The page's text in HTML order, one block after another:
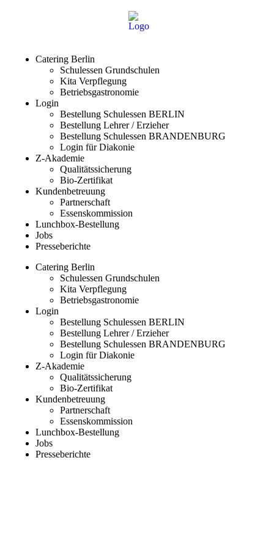
Catering Berlin
Schulessen Grundschulen
Kita Verpflegung
Betriebsgastronomie
Login
Bestellung Schulessen BERLIN
Bestellung Lehrer / Erzieher
Bestellung Schulessen BRANDENBURG
Login für Diakonie
Z-Akademie
Qualitätssicherung
Bio-Zertifikat
Kundenbetreuung
Partnerschaft
Essenskommission
Lunchbox-Bestellung
Jobs
Presseberichte
Catering Berlin
Schulessen Grundschulen
Kita Verpflegung
Betriebsgastronomie
Login
Bestellung Schulessen BERLIN
Bestellung Lehrer / Erzieher
Bestellung Schulessen BRANDENBURG
Login für Diakonie
Z-Akademie
Qualitätssicherung
Bio-Zertifikat
Kundenbetreuung
Partnerschaft
Essenskommission
Lunchbox-Bestellung
Jobs
Presseberichte